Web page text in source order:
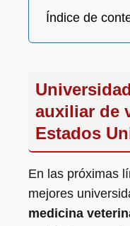
Índice de
auxiliar de
Estados
En las próximas
mejores
medicina